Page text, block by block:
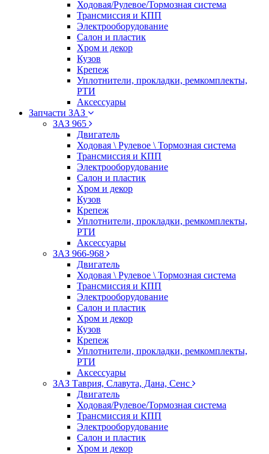
Ходовая/Рулевое/Тормозная система
Трансмиссия и КПП
Электрооборудование
Салон и пластик
Хром и декор
Кузов
Крепеж
Уплотнители, прокладки, ремкомплекты,
РТИ
Аксессуары
Запчасти ЗАЗ
ЗАЗ 965
Двигатель
Ходовая \ Рулевое \ Тормозная система
Трансмиссия и КПП
Электрооборудование
Салон и пластик
Хром и декор
Кузов
Крепеж
Уплотнители, прокладки, ремкомплекты,
РТИ
Аксессуары
ЗАЗ 966-968
Двигатель
Ходовая \ Рулевое \ Тормозная система
Трансмиссия и КПП
Электрооборудование
Салон и пластик
Хром и декор
Кузов
Крепеж
Уплотнители, прокладки, ремкомплекты,
РТИ
Аксессуары
ЗАЗ Таврия, Славута, Дана, Сенс
Двигатель
Ходовая/Рулевое/Тормозная система
Трансмиссия и КПП
Электрооборудование
Салон и пластик
Хром и декор